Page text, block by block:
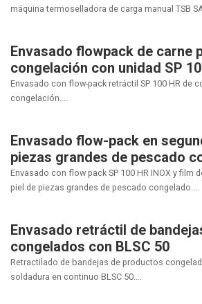
máquina termoselladora de carga manual TSB
Envasado flowpack de carne
congelación con unidad SP
Envasado con flow-pack retráctil SP 100 HR de
congelación....
Envasado flow-pack en
piezas grandes de pescado
Envasado con flow pack SP 100 HR INOX y film
piel de piezas grandes de pescado congelado....
Envasado retráctil de
congelados con BLSC 50
Retractilado de bandejas de productos
soldadura en continuo BLSC 50....